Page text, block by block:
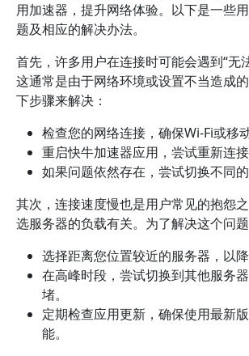
用加速器，提升网络体验。以下是一些
题及相应的解决办法。
首先，许多用户在连接时可能会遇到“无
这通常是由于网络环境或设置不当造成
下步骤来解决：
检查您的网络连接，确保Wi-Fi或移
重启快牛加速器应用，尝试重新连接
如果问题依然存在，尝试切换不同的
其次，连接速度慢也是用户常见的抱怨
选服务器的负载有关。为了解决这个问题
选择距离您位置较近的服务器，以降
在高峰时段，尝试切换到其他服务
堵。
定期检查应用更新，确保使用最新
能。